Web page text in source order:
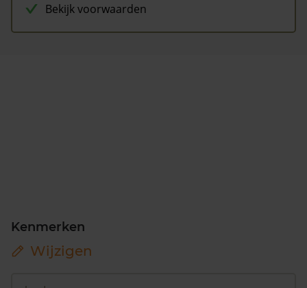
Bekijk voorwaarden
Kenmerken
Wijzigen